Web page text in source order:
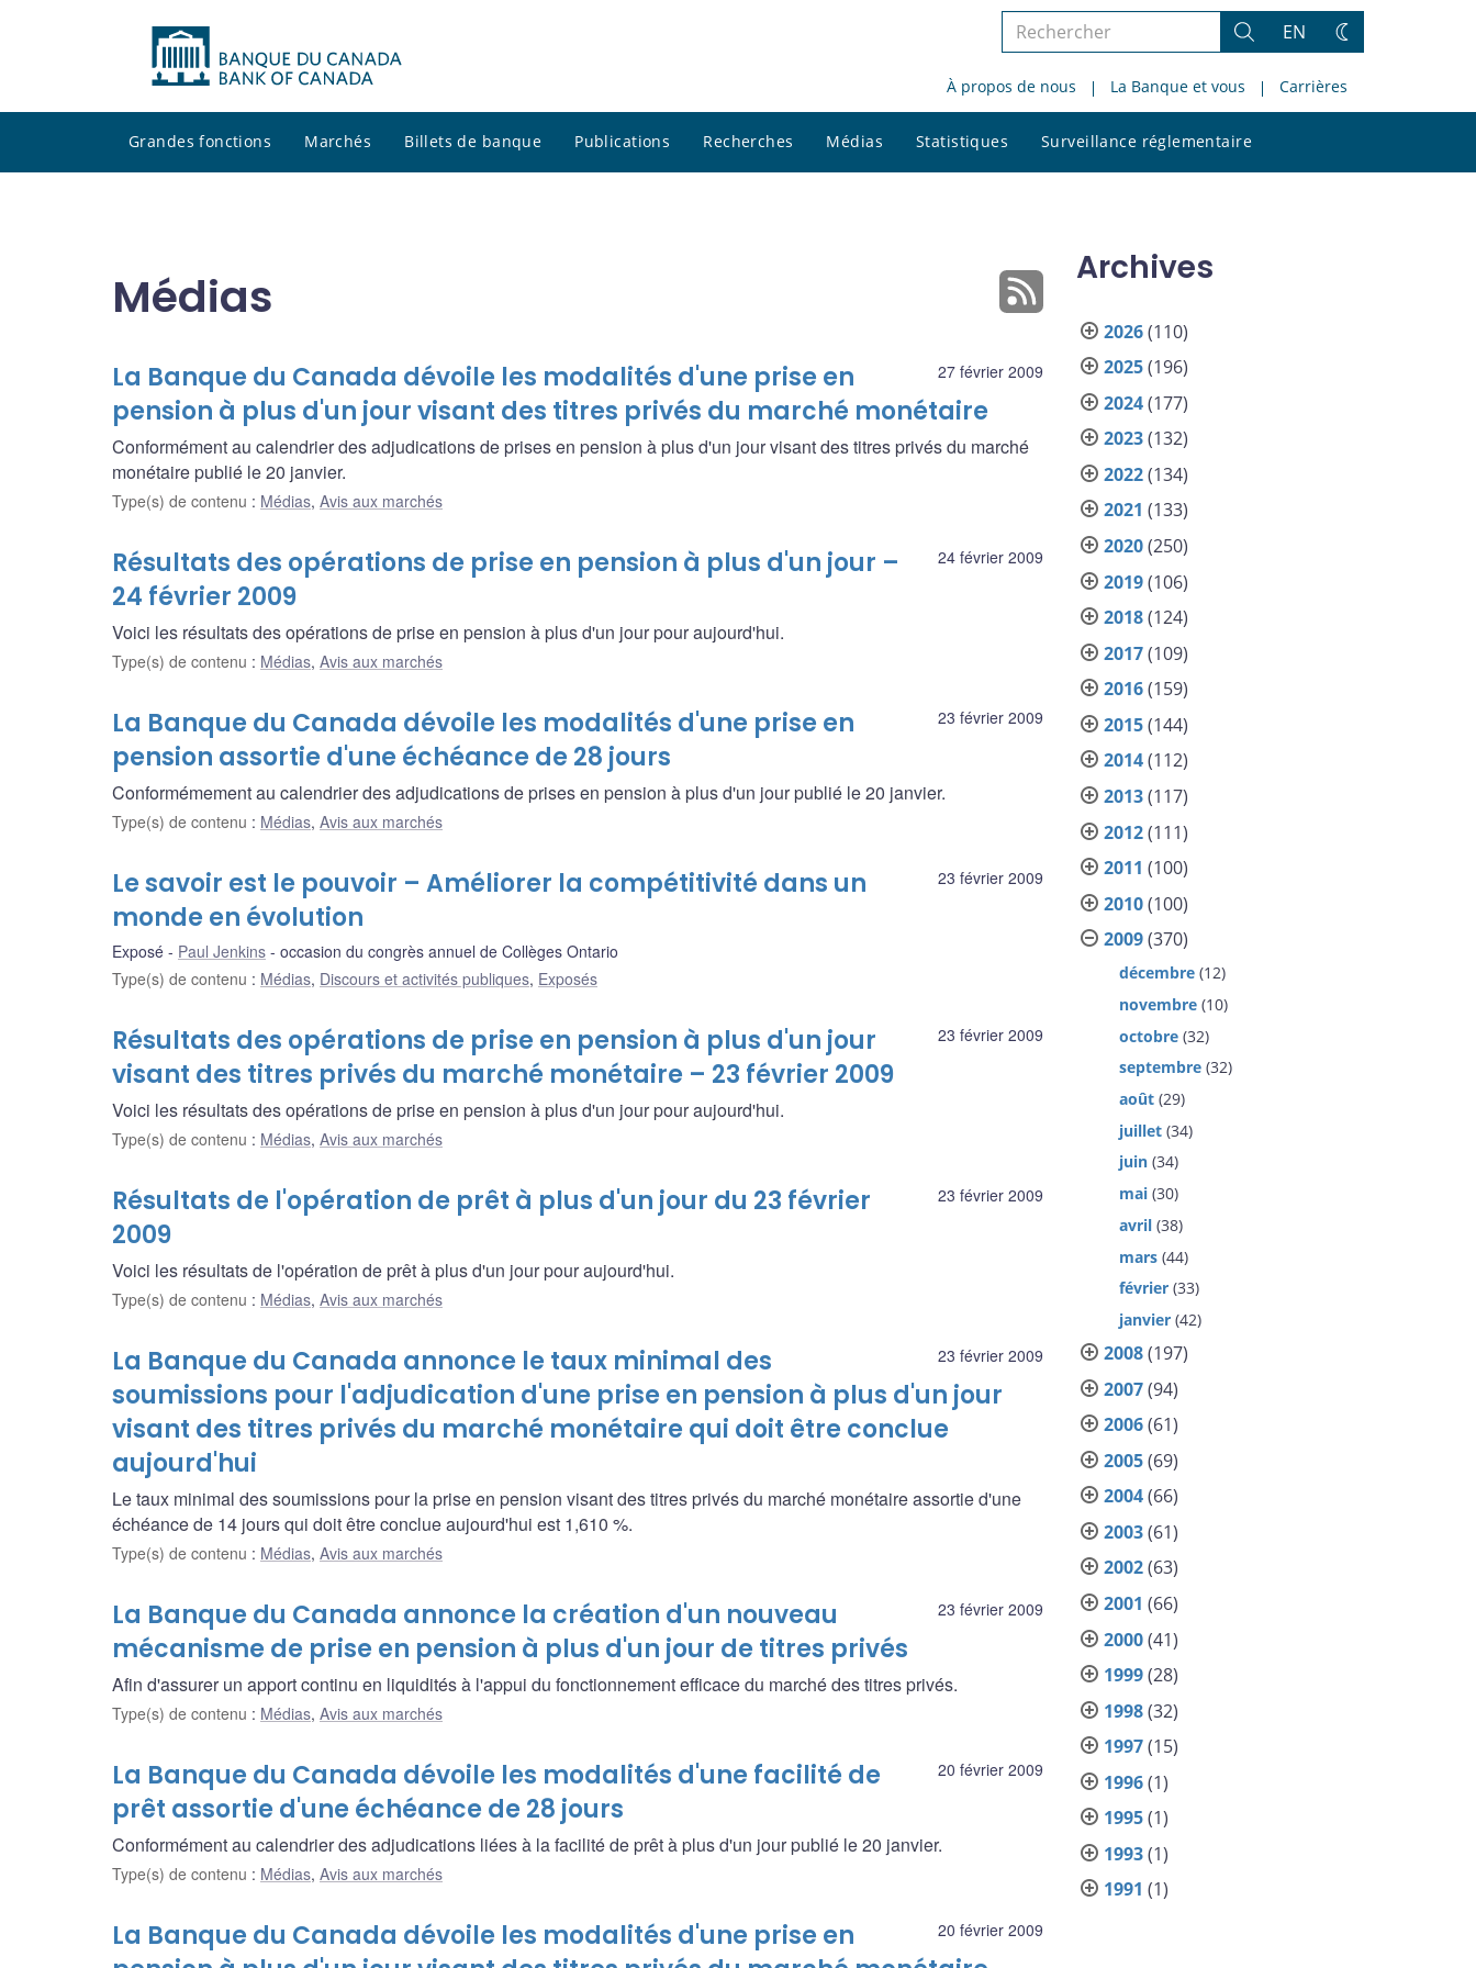
Rechercher
le
site
Rechercher
EN
Changez
thème
À propos de nous La Banque et vous Carrières
Grandes fonctions Marchés Billets de banque Publications Recherches Médias Statistiques Surveillance réglementaire
le
Médias
27 février 2009
La Banque du Canada dévoile les modalités d'une prise en
pension à plus d'un jour visant des titres privés du marché monétaire
Conformément au calendrier des adjudications de prises en pension à plus d'un jour visant des titres privés du marché
monétaire publié le 20 janvier.
Type(s) de contenu : Médias, Avis aux marchés
24 février 2009
Résultats des opérations de prise en pension à plus d'un jour –
24 février 2009
Voici les résultats des opérations de prise en pension à plus d'un jour pour aujourd'hui.
Type(s) de contenu : Médias, Avis aux marchés
23 février 2009
La Banque du Canada dévoile les modalités d'une prise en
pension assortie d'une échéance de 28 jours
Conformémement au calendrier des adjudications de prises en pension à plus d'un jour publié le 20 janvier.
Type(s) de contenu : Médias, Avis aux marchés
23 février 2009
Le savoir est le pouvoir – Améliorer la compétitivité dans un
monde en évolution
Exposé Paul Jenkins
occasion du congrès annuel de Collèges Ontario
Type(s) de contenu : Médias, Discours et activités publiques, Exposés
23 février 2009
Résultats des opérations de prise en pension à plus d'un jour
visant des titres privés du marché monétaire – 23 février 2009
Voici les résultats des opérations de prise en pension à plus d'un jour pour aujourd'hui.
Type(s) de contenu : Médias, Avis aux marchés
23 février 2009
Résultats de l'opération de prêt à plus d'un jour du 23 février
2009
Voici les résultats de l'opération de prêt à plus d'un jour pour aujourd'hui.
Type(s) de contenu : Médias, Avis aux marchés
23 février 2009
La Banque du Canada annonce le taux minimal des
soumissions pour l'adjudication d'une prise en pension à plus d'un jour
visant des titres privés du marché monétaire qui doit être conclue
aujourd'hui
Le taux minimal des soumissions pour la prise en pension visant des titres privés du marché monétaire assortie d'une
échéance de 14 jours qui doit être conclue aujourd'hui est 1,610 %.
Type(s) de contenu : Médias, Avis aux marchés
23 février 2009
La Banque du Canada annonce la création d'un nouveau
mécanisme de prise en pension à plus d'un jour de titres privés
Afin d'assurer un apport continu en liquidités à l'appui du fonctionnement efficace du marché des titres privés.
Type(s) de contenu : Médias, Avis aux marchés
20 février 2009
La Banque du Canada dévoile les modalités d'une facilité de
prêt assortie d'une échéance de 28 jours
Conformément au calendrier des adjudications liées à la facilité de prêt à plus d'un jour publié le 20 janvier.
Type(s) de contenu : Médias, Avis aux marchés
20 février 2009
La Banque du Canada dévoile les modalités d'une prise en
Archives
2026(110)
2025(196)
2024(177)
2023(132)
2022(134)
2021 (133)
2020(250)
2019(106)
2018(124)
2017(109)
2016(159)
2015(144)
2014(112)
2013(117)
2012(111)
2011 (100)
2010(100)
2009(370)
décembre (12)
novembre (10)
octobre (32)
septembre (32)
août (29)
juillet (34)
juin (34)
mai (30)
avril (38)
mars (44)
février (33)
janvier (42)
2008(197)
2007(94)
2006(61)
2005(69)
2004(66)
2003(61)
2002(63)
2001 (66)
2000(41)
1999(28)
1998(32)
1997(15)
1996(1)
1995(1)
1993(1)
1991 (1)